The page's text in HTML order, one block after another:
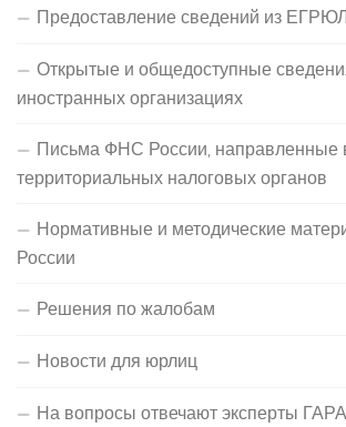
Предоставление сведений из
Открытые и общедоступные
иностранных организациях
Письма ФНС России, направленные
территориальных налоговых органов
Нормативные и методические
России
Решения по жалобам
Новости для юрлиц
На вопросы отвечают эксперты